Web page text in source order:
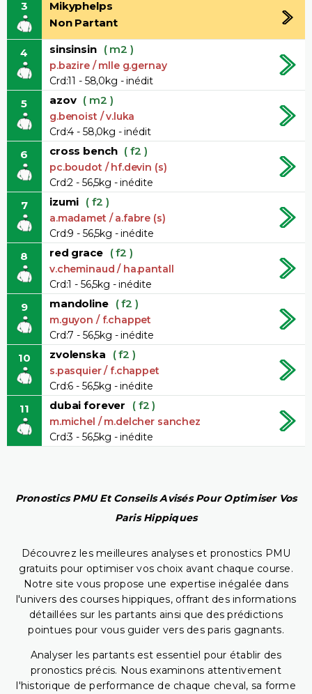
3
Mikyphelps
Non Partant
4 sinsinsin ( m2 )
p.bazire / mlle g.gernay
Crd:11 - 58,0kg - inédit
5 azov ( m2 )
g.benoist / v.luka
Crd:4 - 58,0kg - inédit
6 cross bench ( f2 )
pc.boudot / hf.devin (s)
Crd:2 - 56,5kg - inédite
7 izumi ( f2 )
a.madamet / a.fabre (s)
Crd:9 - 56,5kg - inédite
8 red grace ( f2 )
v.cheminaud / ha.pantall
Crd:1 - 56,5kg - inédite
9 mandoline ( f2 )
m.guyon / f.chappet
Crd:7 - 56,5kg - inédite
10 zvolenska ( f2 )
s.pasquier / f.chappet
Crd:6 - 56,5kg - inédite
11 dubai forever ( f2 )
m.michel / m.delcher sanchez
Crd:3 - 56,5kg - inédite
Pronostics PMU Et Conseils Avisés Pour Optimiser Vos
Paris Hippiques
Découvrez les meilleures analyses et pronostics PMU
gratuits pour optimiser vos choix avant chaque course.
Notre site vous propose une expertise inégalée dans
l'univers des courses hippiques, offrant des informations
détaillées sur les partants ainsi que des prédictions
pointues pour vous guider vers des paris gagnants.
Analyser les partants est essentiel pour établir des
pronostics précis. Nous examinons attentivement
l'historique de performance de chaque cheval, sa forme